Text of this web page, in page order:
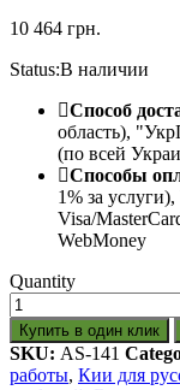
10 464 грн.
Status:В наличии
Способ
область),
(по всей
Способы
1% за
Visa/
WebMoney
Quantity
Купить в один клик
SKU: AS-141
работы, Кии для